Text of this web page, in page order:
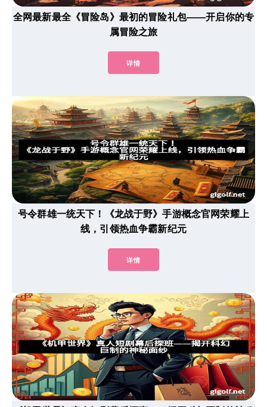
全网最新最全《冒险岛》最初的冒险礼包——开启你的专
属冒险之旅
详情
号令群雄一统天下！《龙战于野》手游概念官网荣耀上
线，引领热血争霸新纪元
详情